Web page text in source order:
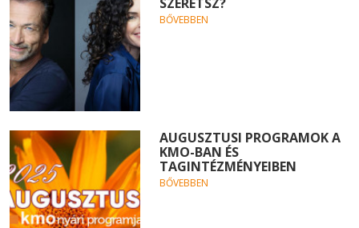
BŐVEBBEN
AUGUSZTUSI PROGRAMOK A
KMO-BAN ÉS
TAGINTÉZMÉNYEIBEN
BŐVEBBEN